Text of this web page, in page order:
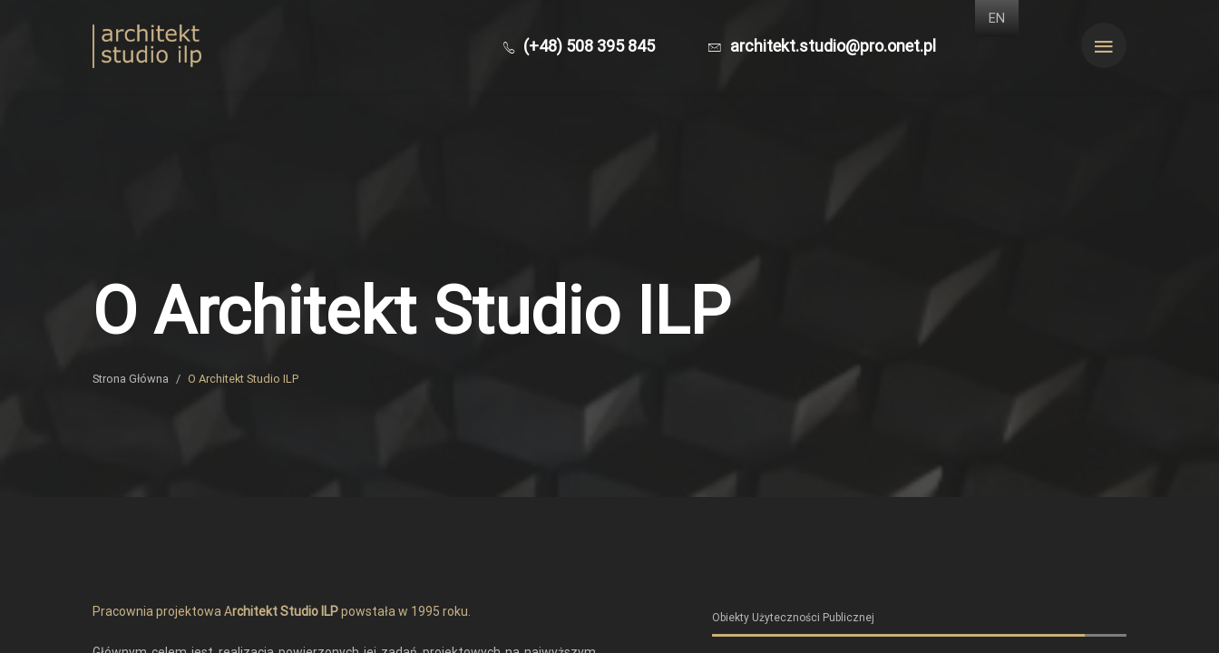
(+48) 508 395 845 architekt.studio@pro.onet.pl
O Architekt Studio ILP
Strona Główna / O Architekt Studio ILP
Pracownia projektowa Architekt Studio ILPpowstała w 1995 roku. Obiekty Użyteczności Publicznej
EN